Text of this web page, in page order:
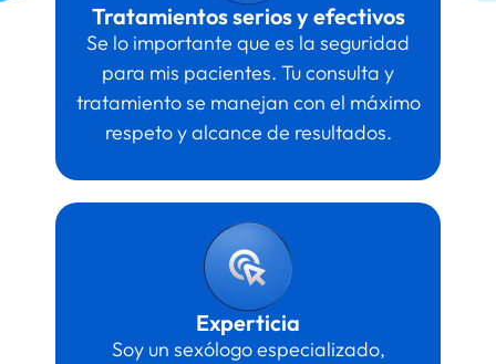
Tratamientos serios y efectivos
Se lo importante que es la seguridad
para mis pacientes. Tu consulta y
tratamiento se manejan con el máximo
respeto y alcance de resultados.
Experticia
Soy un sexólogo especializado,